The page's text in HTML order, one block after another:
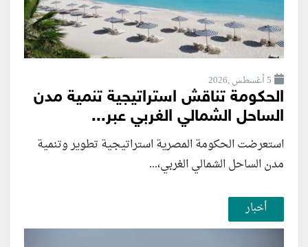
5 أغسطس ,2026
الحكومة تناقش استراتيجية تنمية مدن
الساحل الشمالي الغربي عبر...
استعرضت الحكومة المصرية استراتيجية تطوير وتنمية
مدن الساحل الشمالي الغربي،...
أخبار